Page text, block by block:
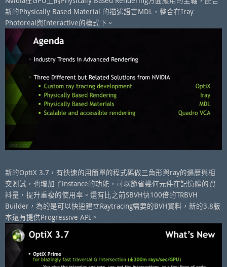
新的Physically Based Material 的描述語言MDL，整合在Iray
Photoreal與Interactive的模式下。
新的OptiX 3.7，有快速的用簡單的程式碼做三角形與ray的遍歷與相
交測試，也增加了instance的功能，可以節省幾何元件在記憶體的資
料量，提升重複的使用率。還有比之前SBVH快100倍的TRBVH
Builder，為的是可以快速建立Raytracing需要的BVH資料，新的3.8版
本還有提供Progressive API。